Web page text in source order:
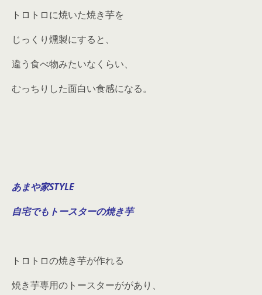
トロトロに焼いた焼き芋を
じっくり燻製にすると、
違う食べ物みたいなくらい、
むっちりした面白い食感になる。
あまや家STYLE
自宅でもトースターの焼き芋
トロトロの焼き芋が作れる
焼き芋専用のトースターががあり、